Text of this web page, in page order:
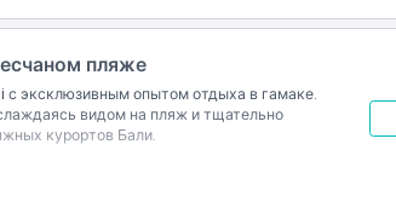
пляже
эксклюзивным опытом отдыха в гамаке.
видом на пляж и тщательно
курортов Бали.